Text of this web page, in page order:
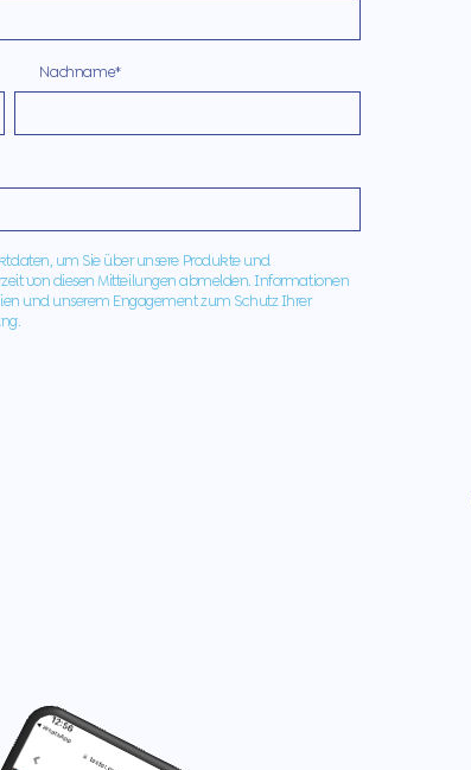
Nachname*
um Sie über unsere Produkte und
von diesen Mitteilungen abmelden. Informationen
und unserem Engagement zum Schutz Ihrer